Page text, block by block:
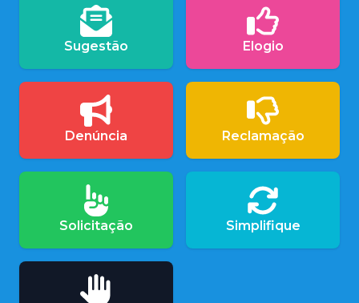
Sugestão Elogio
Denúncia Reclamação
Solicitação Simplifique